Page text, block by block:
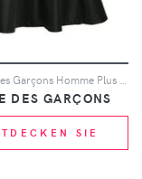
Comme des Garçons Homme Plus a-line skirt - Schwarz
DES GARÇONS
SIE